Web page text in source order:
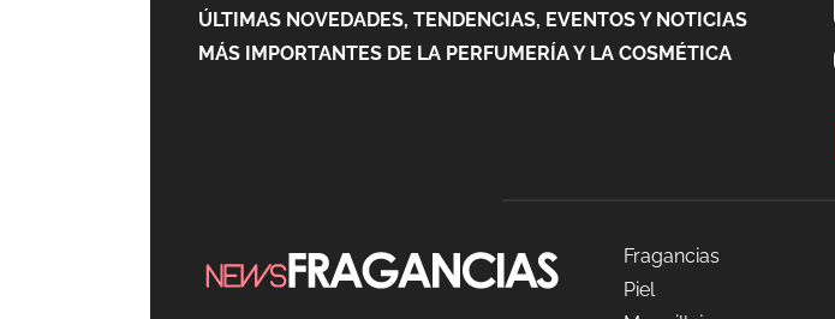
ÚLTIMAS NOVEDADES, TENDENCIAS, EVENTOS Y NOTICIAS
MÁS IMPORTANTES DE LA PERFUMERÍA Y LA COSMÉTICA
Fragancias
Piel